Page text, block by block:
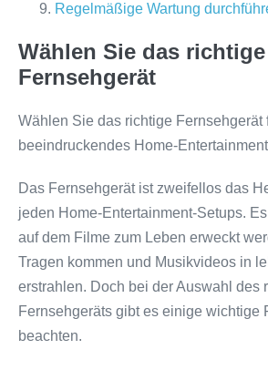
Regelmäßige Wartung
Wählen Sie das richtige
Fernsehgerät
Wählen Sie das richtige Fernsehgerät
beeindruckendes Home-
Das Fernsehgerät ist zweifellos das
jeden Home-Entertainment-Setups.
auf dem Filme zum Leben erweckt
Tragen kommen und Musikvideos in
erstrahlen. Doch bei der Auswahl des
Fernsehgeräts gibt es einige wichtige
beachten.